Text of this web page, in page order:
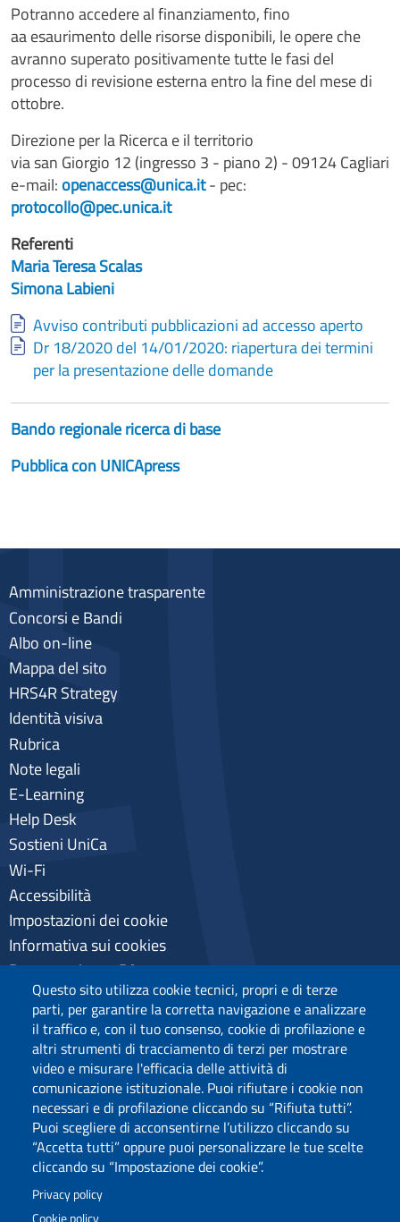
Potranno accedere al finanziamento, fino
aa esaurimento delle risorse disponibili, le opere che
avranno superato positivamente tutte le fasi del
processo di revisione esterna entro la fine del mese di
ottobre.
Direzione per la Ricerca e il territorio
via san Giorgio 12 (ingresso 3 - piano 2) - 09124 Cagliari
e-mail: openaccess@unica.it- pec:
protocollo@pec.unica.it
Referenti
Maria Teresa Scalas
Simona Labieni
Document
Avviso contributi pubblicazioni ad accesso aperto
Document
Dr 18/2020 del 14/01/2020: riapertura dei termini
per la presentazione delle domande
Bando regionale ricerca di base
Pubblica con UNICApress
Questo sito utilizza cookie tecnici, propri e di terze
parti, per garantire la corretta navigazione e analizzare
il traffico e, con il tuo consenso, cookie di profilazione e
altri strumenti di tracciamento di terzi per mostrare
video e misurare l'efficacia delle attività di
comunicazione istituzionale. Puoi rifiutare i cookie non
necessari e di profilazione cliccando su “Rifiuta tutti”.
Puoi scegliere di acconsentirne l’utilizzo cliccando su
“Accetta tutti” oppure puoi personalizzare le tue scelte
cliccando su “Impostazione dei cookie”.
Privacy policy
Cookie policy
Amministrazione trasparente
Concorsi e Bandi
Albo on-line
Mappa del sito
HRS4R Strategy
Identità visiva
Rubrica
Note legali
E-Learning
Help Desk
Sostieni UniCa
Wi-Fi
Accessibilità
Impostazioni dei cookie
Informativa sui cookies
Pagamenti pagoPA
Privacy